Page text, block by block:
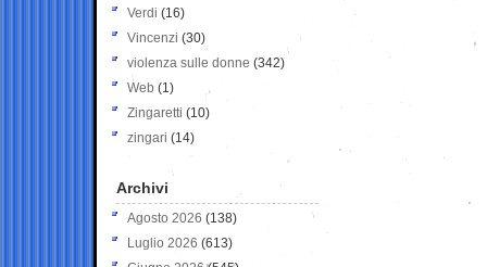
Verdi (16)
Vincenzi (30)
violenza sulle donne (342)
Web (1)
Zingaretti (10)
zingari (14)
Archivi
Agosto 2026 (138)
Luglio 2026 (613)